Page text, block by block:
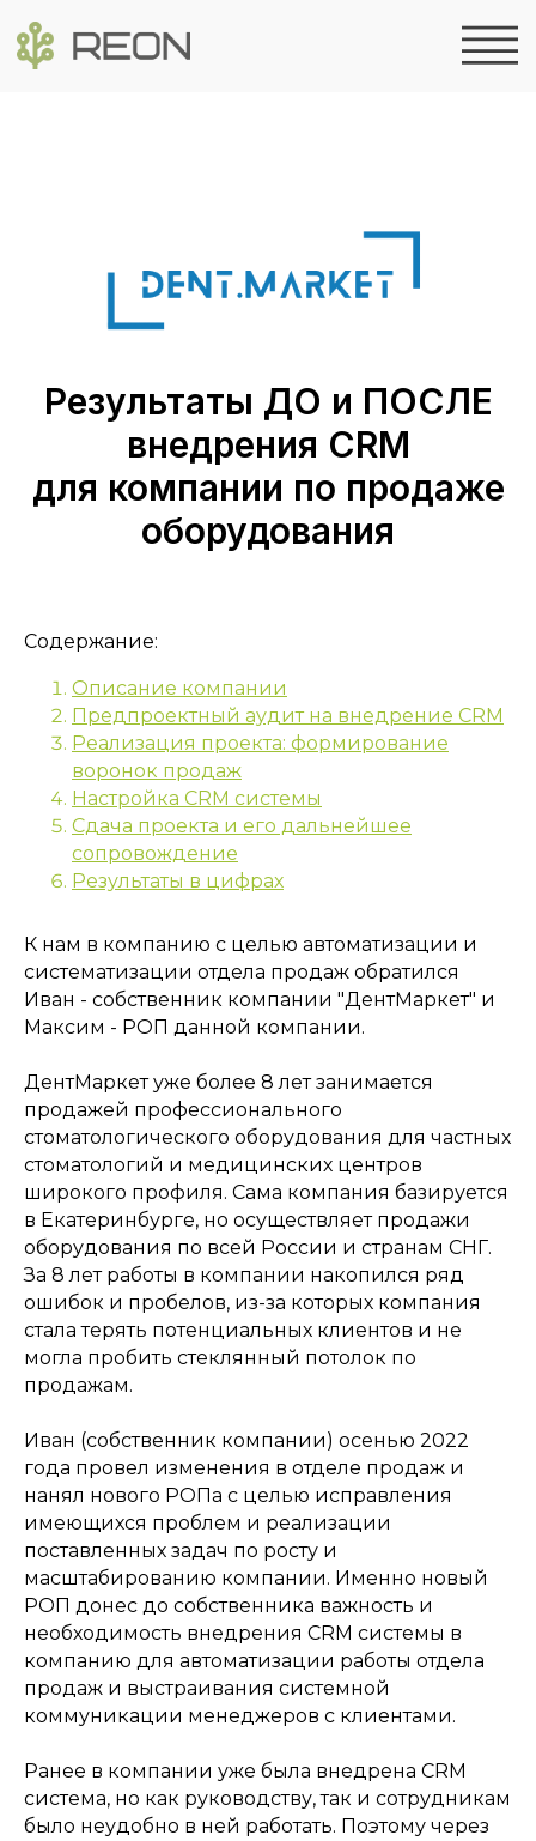
Результаты ДО и ПОСЛЕ
внедрения CRM
для компании по продаже
оборудования
Содержание:
Описание компании
Предпроектный аудит на внедрение CRM
Реализация проекта: формирование
воронок продаж
Настройка CRM системы
Сдача проекта и его дальнейшее
сопровождение
Результаты в цифрах
К нам в компанию с целью автоматизации и
систематизации отдела продаж обратился
Иван - собственник компании "ДентМаркет" и
Максим - РОП данной компании.
ДентМаркет уже более 8 лет занимается
продажей профессионального
стоматологического оборудования для частных
стоматологий и медицинских центров
широкого профиля. Сама компания базируется
в Екатеринбурге, но осуществляет продажи
оборудования по всей России и странам СНГ.
За 8 лет работы в компании накопился ряд
ошибок и пробелов, из-за которых компания
стала терять потенциальных клиентов и не
могла пробить стеклянный потолок по
продажам.
Иван (собственник компании) осенью 2022
года провел изменения в отделе продаж и
нанял нового РОПа с целью исправления
имеющихся проблем и реализации
поставленных задач по росту и
масштабированию компании. Именно новый
РОП донес до собственника важность и
необходимость внедрения CRM системы в
компанию для автоматизации работы отдела
продаж и выстраивания системной
коммуникации менеджеров с клиентами.
Ранее в компании уже была внедрена CRM
система, но как руководству, так и сотрудникам
было неудобно в ней работать. Поэтому через